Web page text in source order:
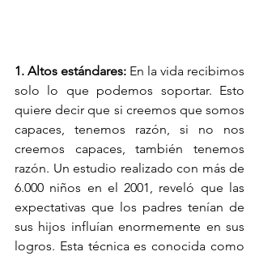
1. Altos estándares: En la vida recibimos
solo lo que podemos soportar. Esto
quiere decir que si creemos que somos
capaces, tenemos razón, si no nos
creemos capaces, también tenemos
razón. Un estudio realizado con más de
6.000 niños en el 2001, reveló que las
expectativas que los padres tenían de
sus hijos influían enormemente en sus
logros. Esta técnica es conocida como